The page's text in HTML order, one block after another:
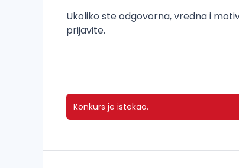
Ukoliko ste odgovorna, vredna i
prijavite.
Konkurs je istekao.